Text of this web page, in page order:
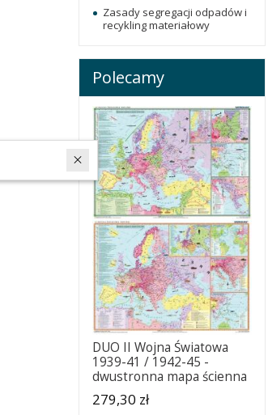
W ostatnich 7 dniach produktem interesuje się
Zasady segregacji odpadów i
recykling materiałowy
Polecamy
DUO II Wojna Światowa
1939-41 / 1942-45 -
dwustronna mapa ścienna
279,30 zł